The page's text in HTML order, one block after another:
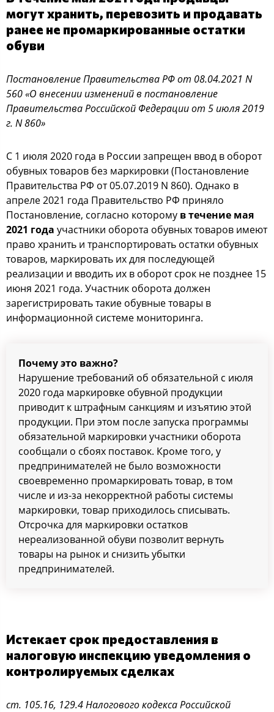
могут хранить, перевозить и продавать
ранее не промаркированные остатки
обуви
Постановление Правительства РФ от 08.04.2021 N
560 «О внесении изменений в постановление
Правительства Российской Федерации от 5 июля 2019
г. N 860»
С 1 июля 2020 года в России запрещен ввод в оборот
обувных товаров без маркировки (Постановление
Правительства РФ от 05.07.2019 N 860). Однако в
апреле 2021 года Правительство РФ приняло
Постановление, согласно которому в течение мая
2021 года участники оборота обувных товаров имеют
право хранить и транспортировать остатки обувных
товаров, маркировать их для последующей
реализации и вводить их в оборот срок не позднее 15
июня 2021 года. Участник оборота должен
зарегистрировать такие обувные товары в
информационной системе мониторинга.
Почему это важно?
Нарушение требований об обязательной с июля
2020 года маркировке обувной продукции
приводит к штрафным санкциям и изъятию этой
продукции. При этом после запуска программы
обязательной маркировки участники оборота
сообщали о сбоях поставок. Кроме того, у
предпринимателей не было возможности
своевременно промаркировать товар, в том
числе и из-за некорректной работы системы
маркировки, товар приходилось списывать.
Отсрочка для маркировки остатков
нереализованной обуви позволит вернуть
товары на рынок и снизить убытки
предпринимателей.
Истекает срок предоставления в
налоговую инспекцию уведомления о
контролируемых сделках
ст. 105.16, 129.4 Налогового кодекса Российской